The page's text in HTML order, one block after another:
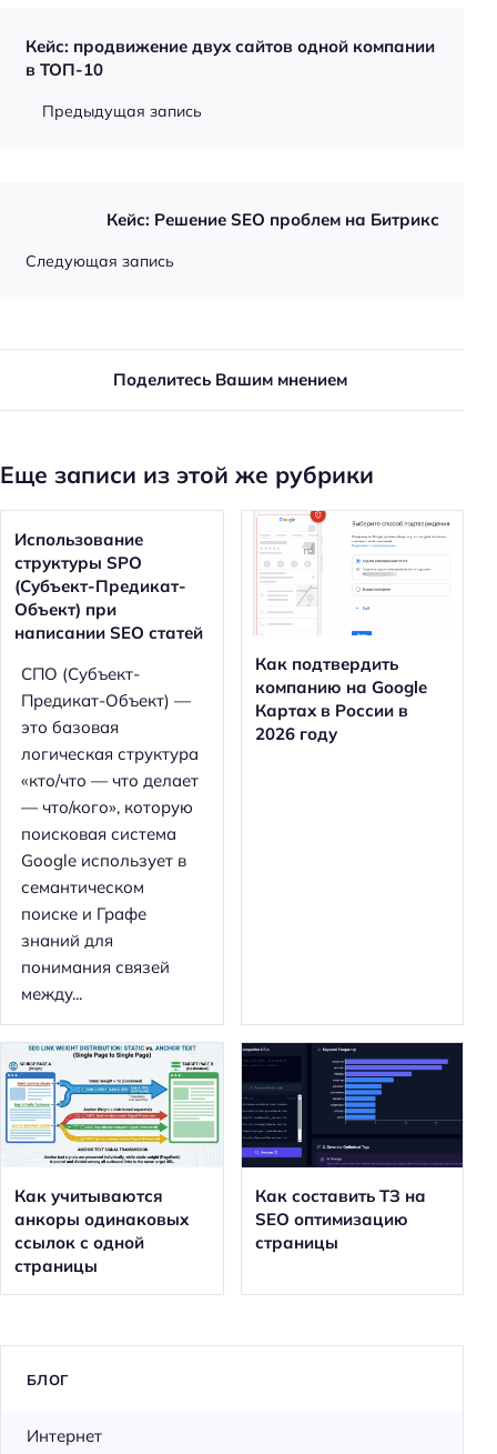
Кейс: продвижение двух сайтов одной компании
в ТОП-10
Предыдущая запись
Кейс: Решение SEO проблем на Битрикс
Следующая запись
Поделитесь Вашим мнением
Еще записи из этой же рубрики
Использование
структуры SPO
(Субъект-Предикат-
Объект) при
написании SEO статей
СПО (Субъект-
Предикат-Объект) —
это базовая
логическая структура
«кто/что — что делает
— что/кого», которую
поисковая система
Google использует в
семантическом
поиске и Графе
знаний для
понимания связей
между...
Как подтвердить
компанию на Google
Картах в России в
2026 году
Как учитываются
анкоры одинаковых
ссылок с одной
страницы
Как составить ТЗ на
SEO оптимизацию
страницы
БЛОГ
Интернет